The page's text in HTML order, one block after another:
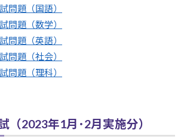
問題（国語）
問題（数学）
問題（英語）
問題（社会）
問題（理科）
（2023年1月･2月実施分）